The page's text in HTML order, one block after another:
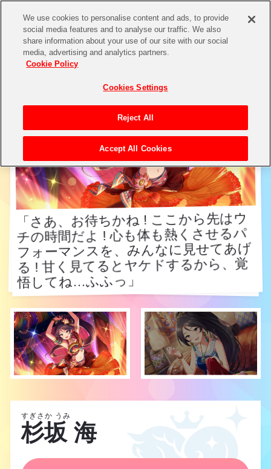
アイドル検索
「さあ、お待ちかね ! ここから先はウ
チの時間だよ ! 心も体も熱くさせるパ
フォーマンスを、みんなに見せてあげ
る ! 甘く見てるとヤケドするから、覚
悟してね…ふふっ」
「さあ、お待ちかね ! ここから先はウ
チの時間だよ ! 心も体も熱くさせるパ
フォーマンスを、みんなに見せてあげ
る ! 甘く見てるとヤケドするから、覚
悟してね…ふふっ」
すぎさか うみ
杉坂 海
We use cookies to personalise content and ads, to provide
social media features and to analyse our traffic. We also
share information about your use of our site with our social
media, advertising and analytics partners.
Cookie Policy
Cookies Settings
Reject All
Accept All Cookies